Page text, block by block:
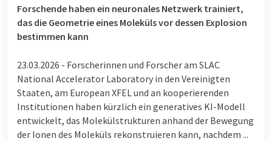
Forschende haben ein neuronales Netzwerk trainiert,
das die Geometrie eines Moleküls vor dessen Explosion
bestimmen kann
23.03.2026 - Forscherinnen und Forscher am SLAC
National Accelerator Laboratory in den Vereinigten
Staaten, am European XFEL und an kooperierenden
Institutionen haben kürzlich ein generatives KI-Modell
entwickelt, das Molekülstrukturen anhand der Bewegung
der Ionen des Moleküls rekonstruieren kann, nachdem ...